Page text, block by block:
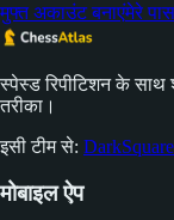
मुफ्त अकाउंट बनाएंमेरे
स्पेस्ड रिपीटिशन के
तरीका।
इसी टीम से:
मोबाइल ऐप